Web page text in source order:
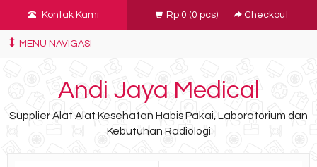
Kontak Kami Rp 0 (0 pcs) Checkout
MENU NAVIGASI
Andi Jaya Medical
Supplier Alat Alat Kesehatan Habis Pakai, Laboratorium dan
Kebutuhan Radiologi